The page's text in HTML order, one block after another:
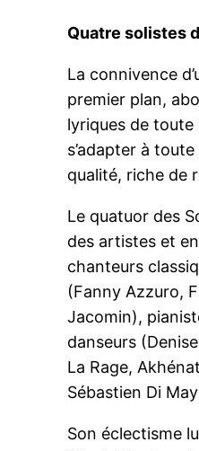
Quatre solistes
La connivence
premier plan,
lyriques de toute
s’adapter à
qualité, riche de
Le quatuor des
des artistes et
chanteurs
(Fanny Azzuro,
Jacomin),
danseurs
La Rage,
Sébastien Di
Son éclectisme